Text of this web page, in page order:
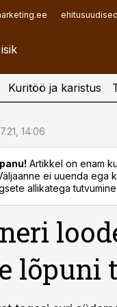
Kuritöö ja karistus
14:06
Artikkel on enam
ei uuenda ega
allikatega tutvumine
lõpuni